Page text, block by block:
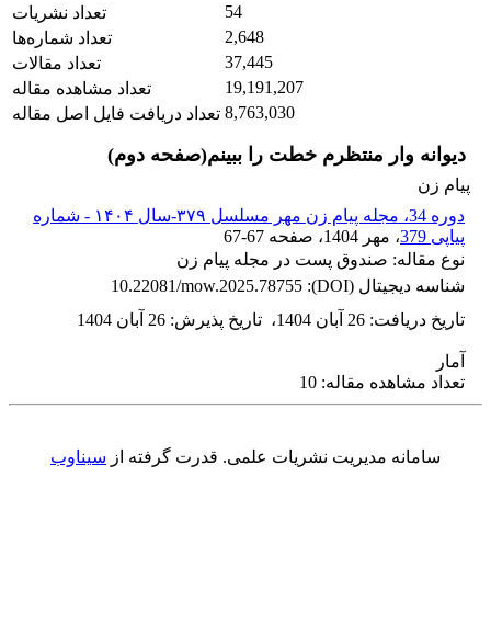
تعداد نشریات
54
تعداد شماره‌ها
2,648
تعداد مقالات
37,445
تعداد مشاهده مقاله
19,191,207
تعداد دریافت فایل اصل مقاله 8,763,030
دیوانه وار منتظرم خطت را ببینم(صفحه دوم)
پیام زن
دوره 34، مجله پیام زن مهر مسلسل ۳۷۹-سال ۱۴۰۴ - شماره
پیاپی 379
، مهر 1404 ، صفحه 67-67
نوع مقاله: صندوق پست در مجله پیام زن
شناسه دیجیتال (DOI):
10.22081/mow.2025.78755
تاریخ دریافت: 26 آبان 1404 ، تاریخ پذیرش: 26 آبان 1404
آمار
تعداد مشاهده مقاله: 10
سامانه مدیریت نشریات علمی. قدرت گرفته از سیناوب